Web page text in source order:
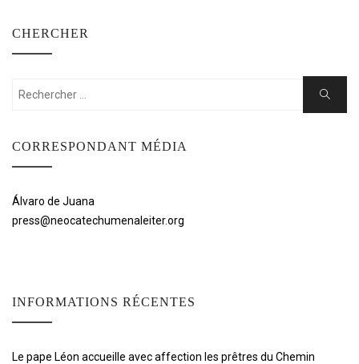
CHERCHER
Rechercher:
Chercher
CORRESPONDANT MÉDIA
Álvaro de Juana
press@neocatechumenaleiter.org
INFORMATIONS RÉCENTES
Le pape Léon accueille avec affection les prêtres du Chemin